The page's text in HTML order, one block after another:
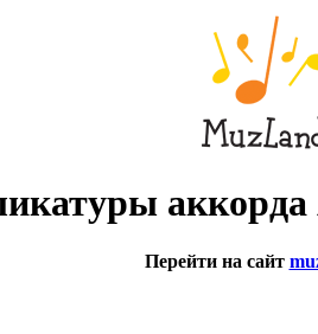
аккорда
Перейти на сайт